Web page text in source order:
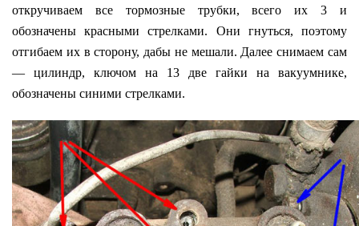
откручиваем все тормозные трубки, всего их 3 и
обозначены красными стрелками. Они гнуться, поэтому
отгибаем их в сторону, дабы не мешали. Далее снимаем сам
— цилиндр, ключом на 13 две гайки на вакуумнике,
обозначены синими стрелками.